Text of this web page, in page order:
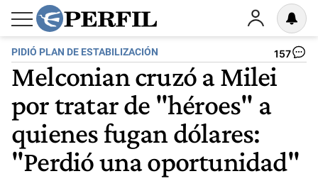
PIDIÓ PLAN DE ESTABILIZACIÓN 157
Melconian cruzó a Milei
por tratar de "héroes" a
quienes fugan dólares:
"Perdió una oportunidad"